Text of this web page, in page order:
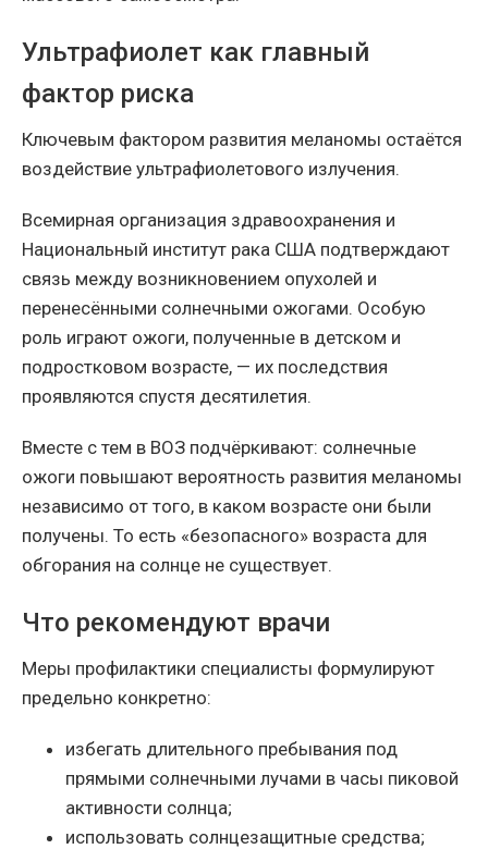
Ультрафиолет как главный
фактор риска
Ключевым фактором развития меланомы остаётся
воздействие ультрафиолетового излучения.
Всемирная организация здравоохранения и
Национальный институт рака США подтверждают
связь между возникновением опухолей и
перенесёнными солнечными ожогами. Особую
роль играют ожоги, полученные в детском и
подростковом возрасте, — их последствия
проявляются спустя десятилетия.
Вместе с тем в ВОЗ подчёркивают: солнечные
ожоги повышают вероятность развития меланомы
независимо от того, в каком возрасте они были
получены. То есть «безопасного» возраста для
обгорания на солнце не существует.
Что рекомендуют врачи
Меры профилактики специалисты формулируют
предельно конкретно:
избегать длительного пребывания под
прямыми солнечными лучами в часы пиковой
активности солнца;
использовать солнцезащитные средства;